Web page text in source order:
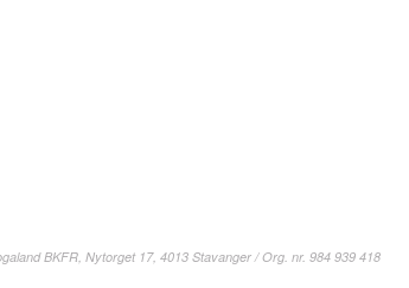
BKFR, Nytorget 17, 4013 Stavanger / Org. nr. 984 939 418